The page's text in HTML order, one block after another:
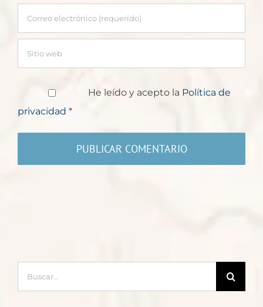
He leído y acepto la Política de
privacidad *